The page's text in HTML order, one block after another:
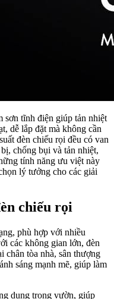
sơn tĩnh điện giúp tản nhiệt
dễ lắp đặt mà không cần
đèn chiếu rọi đều có van
chống bụi và tản nhiệt,
tính năng ưu việt này
lý tưởng cho các giải
chiếu rọi
phù hợp với nhiều
các không gian lớn, đèn
chân tòa nhà, sân thượng
sáng mạnh mẽ, giúp làm
dụng trong vườn, giúp